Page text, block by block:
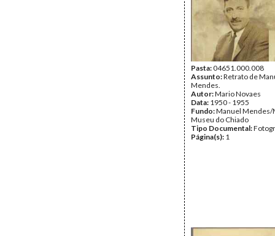
Pasta:04651.000.008
Assunto:Retrato de
Mendes.
Autor:Mario Novaes
Data: 1950 - 1955
Fundo:Manuel Mendes/
Museu do Chiado
Tipo Documental:
Página(s): 1